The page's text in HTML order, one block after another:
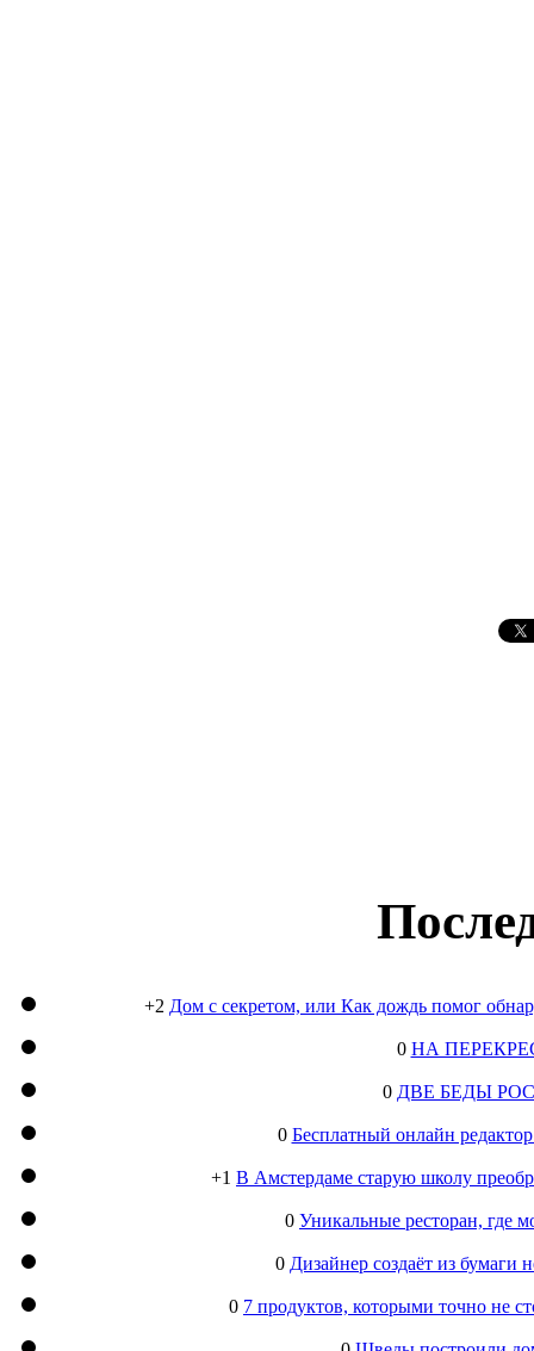
+2 Дом с секретом, или Как дождь помог
0 НА
0 ДВЕ БЕДЫ
0 Бесплатный онлайн
+1 В Амстердаме старую школу
0 Уникальные ресторан, где
0 Дизайнер создаёт из
0 7 продуктов, которыми точно не